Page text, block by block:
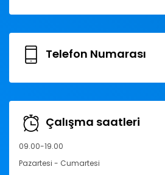
Telefon Numarası
Çalışma saatleri
09.00-19.00
Pazartesi - Cumartesi